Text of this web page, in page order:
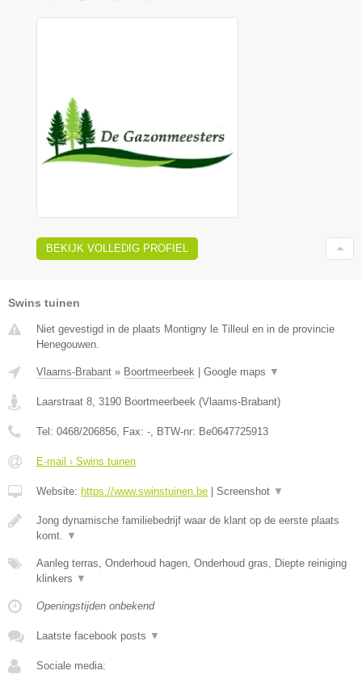
BEKIJK VOLLEDIG PROFIEL
Swins tuinen
Niet gevestigd in de plaats Montigny le Tilleul en in de provincie
Henegouwen.
Vlaams-Brabant » Boortmeerbeek Google maps ▼
Laarstraat 8, 3190 Boortmeerbeek (Vlaams-Brabant)
Tel: 0468/206856, Fax: -, BTW-nr: Be0647725913
E-mail › Swins tuinen
Website: https://www.swinstuinen.be Screenshot ▼
Jong dynamische familiebedrijf waar de klant op de eerste plaats
komt. ▼
Aanleg terras, Onderhoud hagen, Onderhoud gras, Diepte reiniging
klinkers ▼
Openingstijden onbekend
Laatste facebook posts ▼
Sociale media: